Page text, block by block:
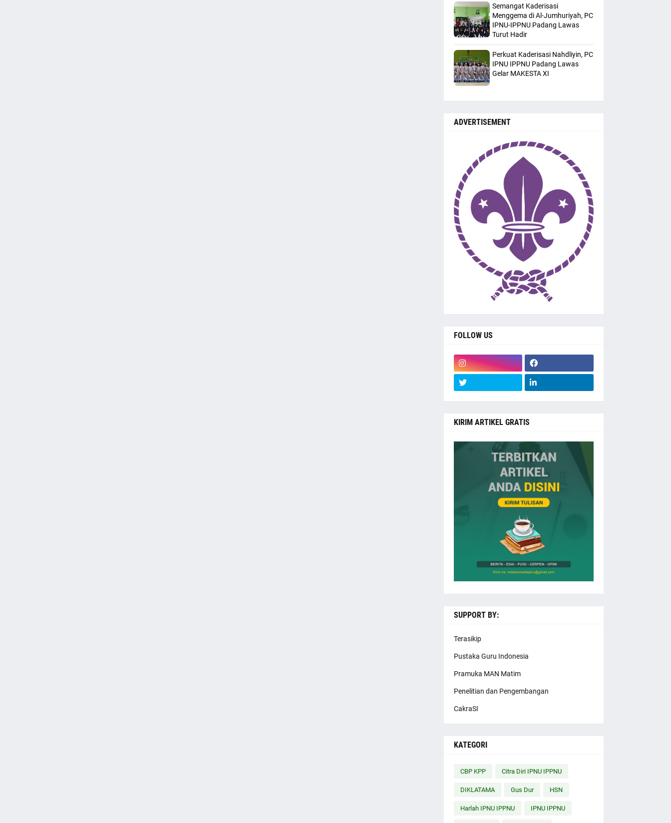
Semangat Kaderisasi
Menggema di Al-Jumhuriyah, PC
IPNU-IPPNU Padang Lawas
Turut Hadir
Perkuat Kaderisasi Nahdliyin, PC
IPNU IPPNU Padang Lawas
Gelar MAKESTA XI
ADVERTISEMENT
FOLLOW US
KIRIM ARTIKEL GRATIS
SUPPORT BY:
Terasikip
Pustaka Guru Indonesia
Pramuka MAN Matim
Penelitian dan Pengembangan
CakraSI
KATEGORI
CBP KPP Citra Diri IPNU IPPNU
DIKLATAMA Gus Dur HSN
Harlah IPNU IPPNU IPNU IPPNU